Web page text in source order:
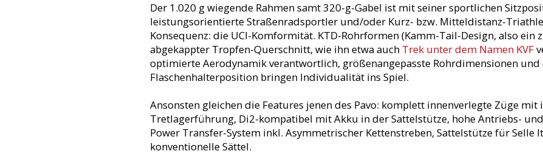
Der 1.020 g wiegende Rahmen samt 320-g-Gabel ist mit seiner sportlichen
leistungsorientierte Straßenradsportler und/oder Kurz- bzw. Mitteldistanz-
Konsequenz: die UCI-Komformität. KTD-Rohrformen (Kamm-Tail-Design, also ein
abgekappter Tropfen-Querschnitt, wie ihn etwa auch Trek unter dem Namen KVF
optimierte Aerodynamik verantwortlich, größenangepasste Rohrdimensionen und
Flaschenhalterposition bringen Individualität ins Spiel.
Ansonsten gleichen die Features jenen des Pavo: komplett innenverlegte Züge
Tretlagerführung, Di2-kompatibel mit Akku in der Sattelstütze, hohe Antriebs-
Power Transfer-System inkl. Asymmetrischer Kettenstreben, Sattelstütze für Selle
konventionelle Sättel.